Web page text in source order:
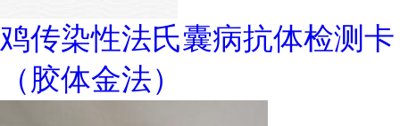
鸡传染性法氏囊病抗体检测卡
（胶体金法）